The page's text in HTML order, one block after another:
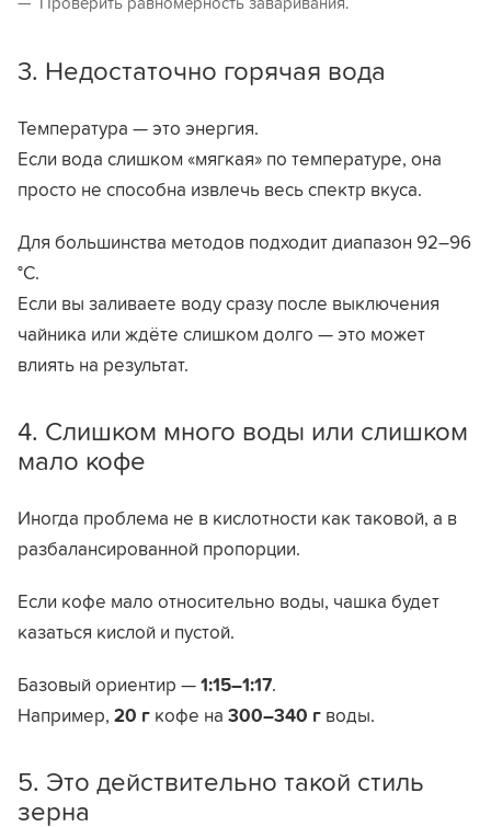
3. Недостаточно горячая вода
Температура — это энергия.
Если вода слишком «мягкая» по температуре, она
просто не способна извлечь весь спектр вкуса.
Для большинства методов подходит диапазон 92–96
°C.
Если вы заливаете воду сразу после выключения
чайника или ждёте слишком долго — это может
влиять на результат.
4. Слишком много воды или слишком
мало кофе
Иногда проблема не в кислотности как таковой, а в
разбалансированной пропорции.
Если кофе мало относительно воды, чашка будет
казаться кислой и пустой.
Базовый ориентир — 1:15–1:17.
Например, 20 г кофе на 300–340 г воды.
5. Это действительно такой стиль
зерна